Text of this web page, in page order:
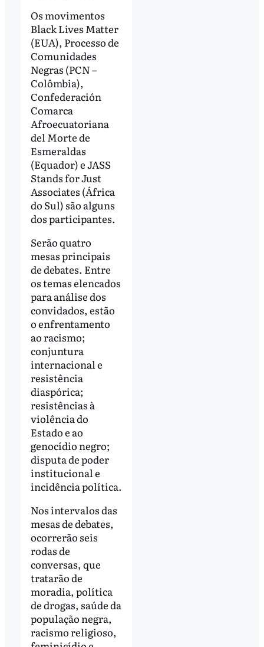
Os movimentos
Black Lives Matter
(EUA), Processo de
Comunidades
Negras (PCN –
Colômbia),
Confederación
Comarca
Afroecuatoriana
del Morte de
Esmeraldas
(Equador) e JASS
Stands for Just
Associates (África
do Sul) são alguns
dos participantes.
Serão quatro
mesas principais
de debates. Entre
os temas elencados
para análise dos
convidados, estão
o enfrentamento
ao racismo;
conjuntura
internacional e
resistência
diaspórica;
resistências à
violência do
Estado e ao
genocídio negro;
disputa de poder
institucional e
incidência política.
Nos intervalos das
mesas de debates,
ocorrerão seis
rodas de
conversas, que
tratarão de
moradia, política
de drogas, saúde da
população negra,
racismo religioso,